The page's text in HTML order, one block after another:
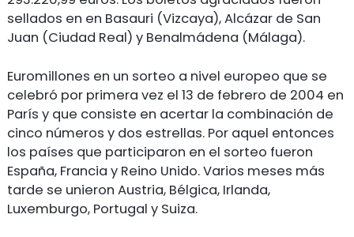
sellados en en Basauri (Vizcaya), Alcázar de San
Juan (Ciudad Real) y Benalmádena (Málaga).
Euromillones en un sorteo a nivel europeo que se
celebró por primera vez el 13 de febrero de 2004 en
París y que consiste en acertar la combinación de
cinco números y dos estrellas. Por aquel entonces
los países que participaron en el sorteo fueron
España, Francia y Reino Unido. Varios meses más
tarde se unieron Austria, Bélgica, Irlanda,
Luxemburgo, Portugal y Suiza.